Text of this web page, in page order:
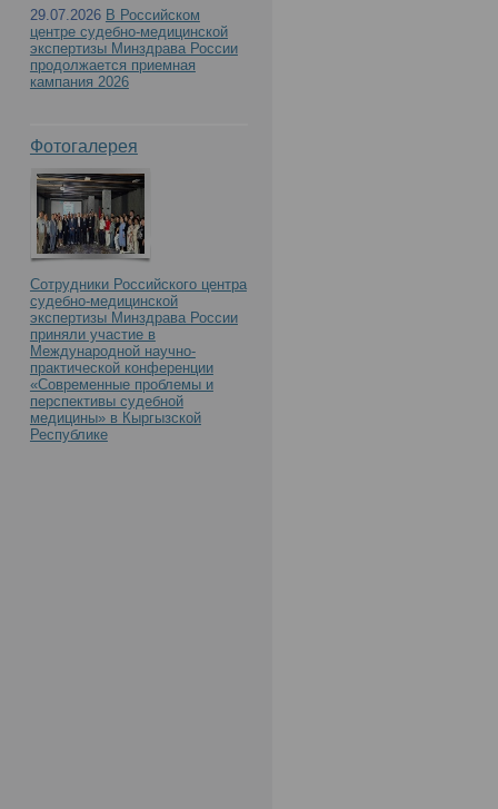
29.07.2026 В Российском
центре судебно-медицинской
экспертизы Минздрава России
продолжается приемная
кампания 2026
Фотогалерея
Сотрудники Российского центра
судебно-медицинской
экспертизы Минздрава России
приняли участие в
Международной научно-
практической конференции
«Современные проблемы и
перспективы судебной
медицины» в Кыргызской
Республике